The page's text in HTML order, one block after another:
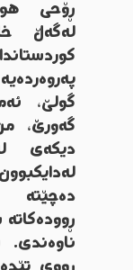
ڕۆحی
لەگەڵ
گولێ،
گەورێ،
دیکەی
دەچێتە
ناوەندی.